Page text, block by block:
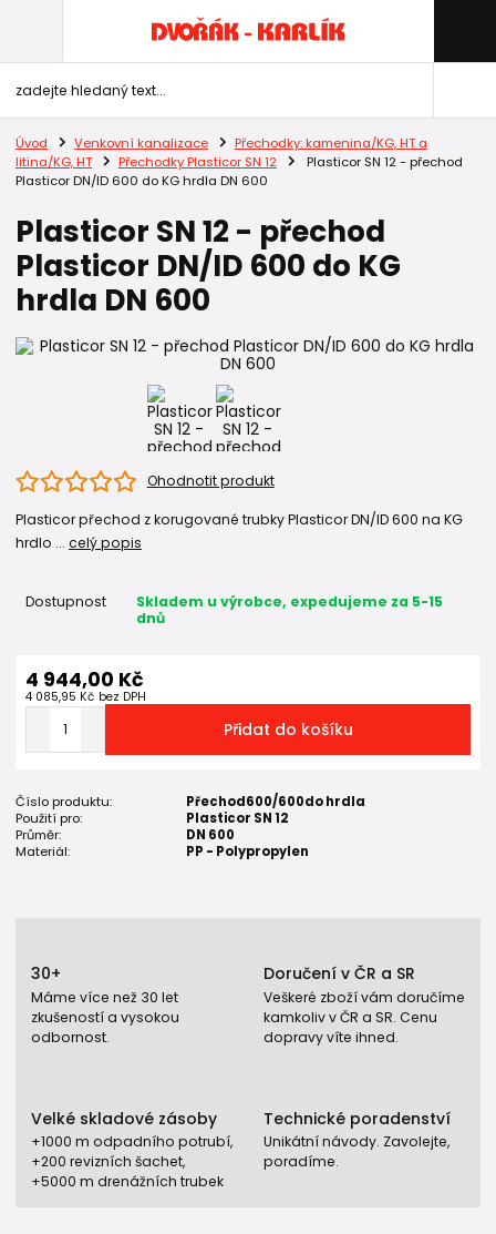
Úvod Venkovní kanalizace
Přechodky: kamenina/KG, HT a
litina/KG, HT
Přechodky Plasticor SN 12
Plasticor SN 12 - přechod
Plasticor DN/ID 600 do KG hrdla DN 600
Plasticor SN 12 - přechod
Plasticor DN/ID 600 do KG
hrdla DN 600
Ohodnotit produkt
Plasticor přechod z korugované trubky Plasticor DN/ID 600 na KG
hrdlo ... celý popis
Dostupnost
Skladem u výrobce, expedujeme za 5-15
dnů
4 944,00 Kč
4 085,95 Kč bez DPH
Přidat do košíku
Číslo produktu:
Přechod600/600do hrdla
Použití pro:
Plasticor SN 12
Průměr:
DN 600
Materiál:
PP - Polypropylen
30+
Máme více než 30 let
zkušeností a vysokou
odbornost.
Doručení v ČR a SR
Veškeré zboží vám doručíme
kamkoliv v ČR a SR. Cenu
dopravy víte ihned.
Velké skladové zásoby
+1000 m odpadního potrubí,
+200 revizních šachet,
+5000 m drenážních trubek
Technické poradenství
Unikátní návody. Zavolejte,
poradíme.